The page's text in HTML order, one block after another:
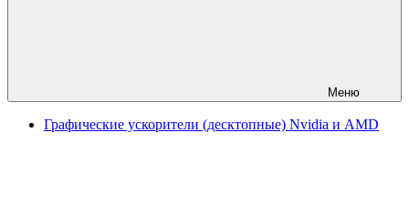
Меню
Графические ускорители (десктопные) Nvidia и AMD